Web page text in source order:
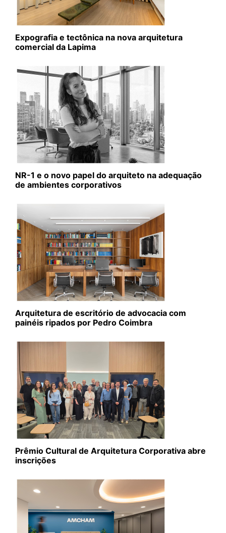
Expografia e tectônica na nova arquitetura
comercial da Lapima
NR-1 e o novo papel do arquiteto na adequação
de ambientes corporativos
Arquitetura de escritório de advocacia com
painéis ripados por Pedro Coimbra
Prêmio Cultural de Arquitetura Corporativa abre
inscrições